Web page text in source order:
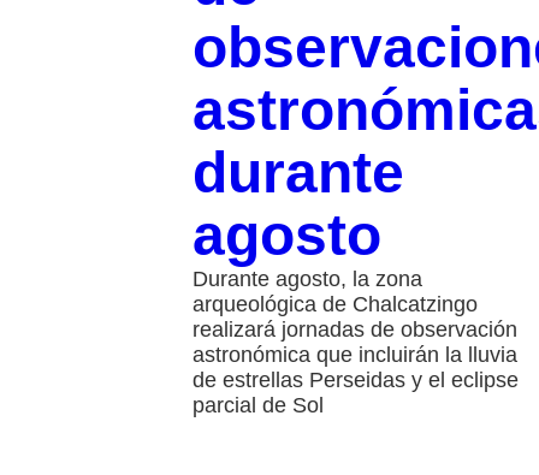
durante
agosto
Durante agosto, la zona
arqueológica de Chalcatzingo
realizará jornadas de observación
astronómica que incluirán la lluvia
de estrellas Perseidas y el eclipse
parcial de Sol